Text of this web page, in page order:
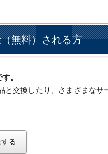
無料）される方
。
交換したり、さまざまなサ
る